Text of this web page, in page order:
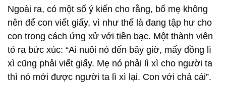
Ngoài ra, có một số ý kiến cho rằng, bố mẹ không
nên để con viết giấy, vì như thế là đang tập hư cho
con trong cách ứng xử với tiền bạc. Một thành viên
tỏ ra bức xúc: “Ai nuôi nó đến bây giờ, mấy đồng lì
xì cũng phải viết giấy. Mẹ nó phải lì xì cho người ta
thì nó mới được người ta lì xì lại. Con với chả cái”.